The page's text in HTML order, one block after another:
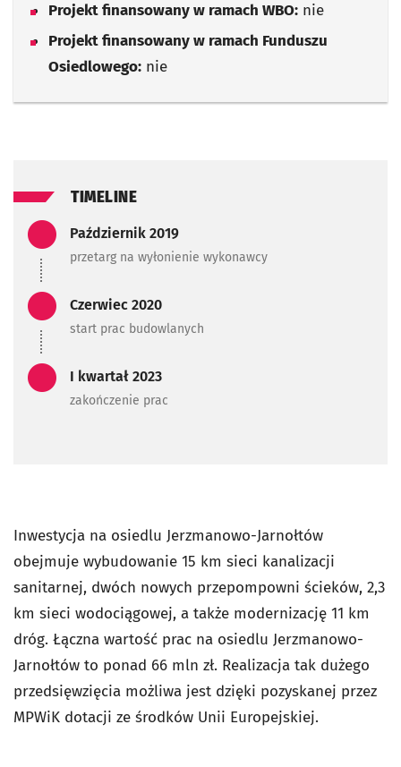
Projekt finansowany w ramach WBO: nie
Projekt finansowany w ramach Funduszu
Osiedlowego: nie
TIMELINE
Zadanie zrealizowane/
Październik 2019
przetarg na wyłonienie wykonawcy
Zadanie zrealizowane/
Czerwiec 2020
start prac budowlanych
Zadanie zrealizowane/
I kwartał 2023
zakończenie prac
Inwestycja na osiedlu Jerzmanowo-Jarnołtów
obejmuje wybudowanie 15 km sieci kanalizacji
sanitarnej, dwóch nowych przepompowni ścieków, 2,3
km sieci wodociągowej, a także modernizację 11 km
dróg. Łączna wartość prac na osiedlu Jerzmanowo-
Jarnołtów to ponad 66 mln zł. Realizacja tak dużego
przedsięwzięcia możliwa jest dzięki pozyskanej przez
MPWiK dotacji ze środków Unii Europejskiej.